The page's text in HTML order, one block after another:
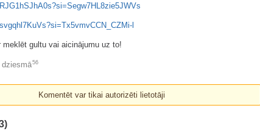
l
meklēt gultu vai aicinājumu uz to!
dziesmā56
Komentēt var tikai autorizēti lietotāji